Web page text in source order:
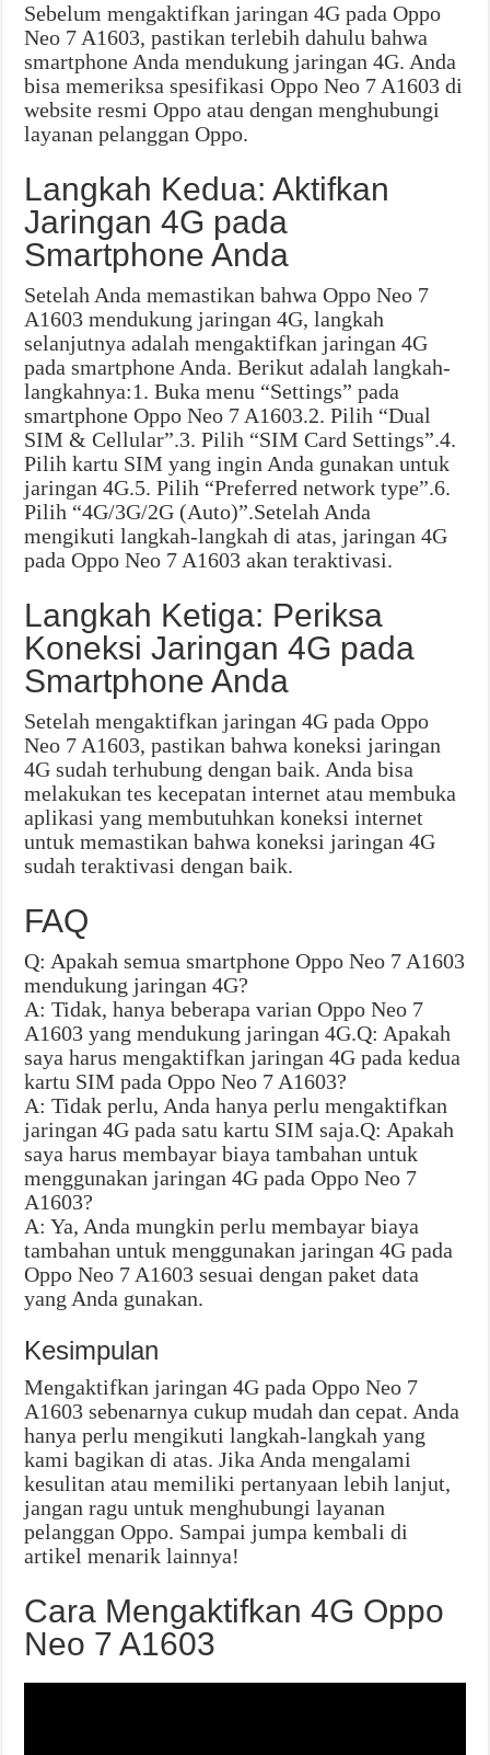
Sebelum mengaktifkan jaringan 4G pada Oppo
Neo 7 A1603, pastikan terlebih dahulu bahwa
smartphone Anda mendukung jaringan 4G. Anda
bisa memeriksa spesifikasi Oppo Neo 7 A1603 di
website resmi Oppo atau dengan menghubungi
layanan pelanggan Oppo.
Langkah Kedua: Aktifkan
Jaringan 4G pada
Smartphone Anda
Setelah Anda memastikan bahwa Oppo Neo 7
A1603 mendukung jaringan 4G, langkah
selanjutnya adalah mengaktifkan jaringan 4G
pada smartphone Anda. Berikut adalah langkah-
langkahnya:1. Buka menu “Settings” pada
smartphone Oppo Neo 7 A1603.2. Pilih “Dual
SIM & Cellular”.3. Pilih “SIM Card Settings”.4.
Pilih kartu SIM yang ingin Anda gunakan untuk
jaringan 4G.5. Pilih “Preferred network type”.6.
Pilih “4G/3G/2G (Auto)”.Setelah Anda
mengikuti langkah-langkah di atas, jaringan 4G
pada Oppo Neo 7 A1603 akan teraktivasi.
Langkah Ketiga: Periksa
Koneksi Jaringan 4G pada
Smartphone Anda
Setelah mengaktifkan jaringan 4G pada Oppo
Neo 7 A1603, pastikan bahwa koneksi jaringan
4G sudah terhubung dengan baik. Anda bisa
melakukan tes kecepatan internet atau membuka
aplikasi yang membutuhkan koneksi internet
untuk memastikan bahwa koneksi jaringan 4G
sudah teraktivasi dengan baik.
FAQ
Q: Apakah semua smartphone Oppo Neo 7 A1603
mendukung jaringan 4G?
A: Tidak, hanya beberapa varian Oppo Neo 7
A1603 yang mendukung jaringan 4G.Q: Apakah
saya harus mengaktifkan jaringan 4G pada kedua
kartu SIM pada Oppo Neo 7 A1603?
A: Tidak perlu, Anda hanya perlu mengaktifkan
jaringan 4G pada satu kartu SIM saja.Q: Apakah
saya harus membayar biaya tambahan untuk
menggunakan jaringan 4G pada Oppo Neo 7
A1603?
A: Ya, Anda mungkin perlu membayar biaya
tambahan untuk menggunakan jaringan 4G pada
Oppo Neo 7 A1603 sesuai dengan paket data
yang Anda gunakan.
Kesimpulan
Mengaktifkan jaringan 4G pada Oppo Neo 7
A1603 sebenarnya cukup mudah dan cepat. Anda
hanya perlu mengikuti langkah-langkah yang
kami bagikan di atas. Jika Anda mengalami
kesulitan atau memiliki pertanyaan lebih lanjut,
jangan ragu untuk menghubungi layanan
pelanggan Oppo. Sampai jumpa kembali di
artikel menarik lainnya!
Cara Mengaktifkan 4G Oppo
Neo 7 A1603